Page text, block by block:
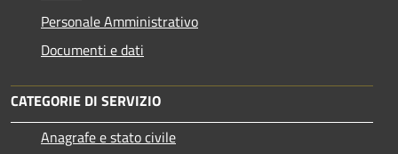
Personale Amministrativo
Documenti e dati
CATEGORIE DI SERVIZIO
Anagrafe e stato civile